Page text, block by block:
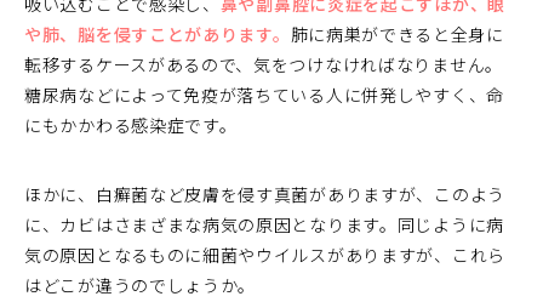
や肺、脳を侵すことがあります。 肺に病巣ができると全身に
転移するケースがあるので、気をつけなければなりません。
糖尿病などによって免疫が落ちている人に併発しやすく、命
にもかかわる感染症です。
ほかに、白癬菌など皮膚を侵す真菌がありますが、このよう
に、カビはさまざまな病気の原因となります。同じように病
気の原因となるものに細菌やウイルスがありますが、これら
はどこが違うのでしょうか。